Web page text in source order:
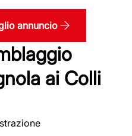
annuncio
ai Colli